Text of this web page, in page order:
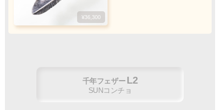
¥36,300
千年フェザー L2
SUNコンチョ